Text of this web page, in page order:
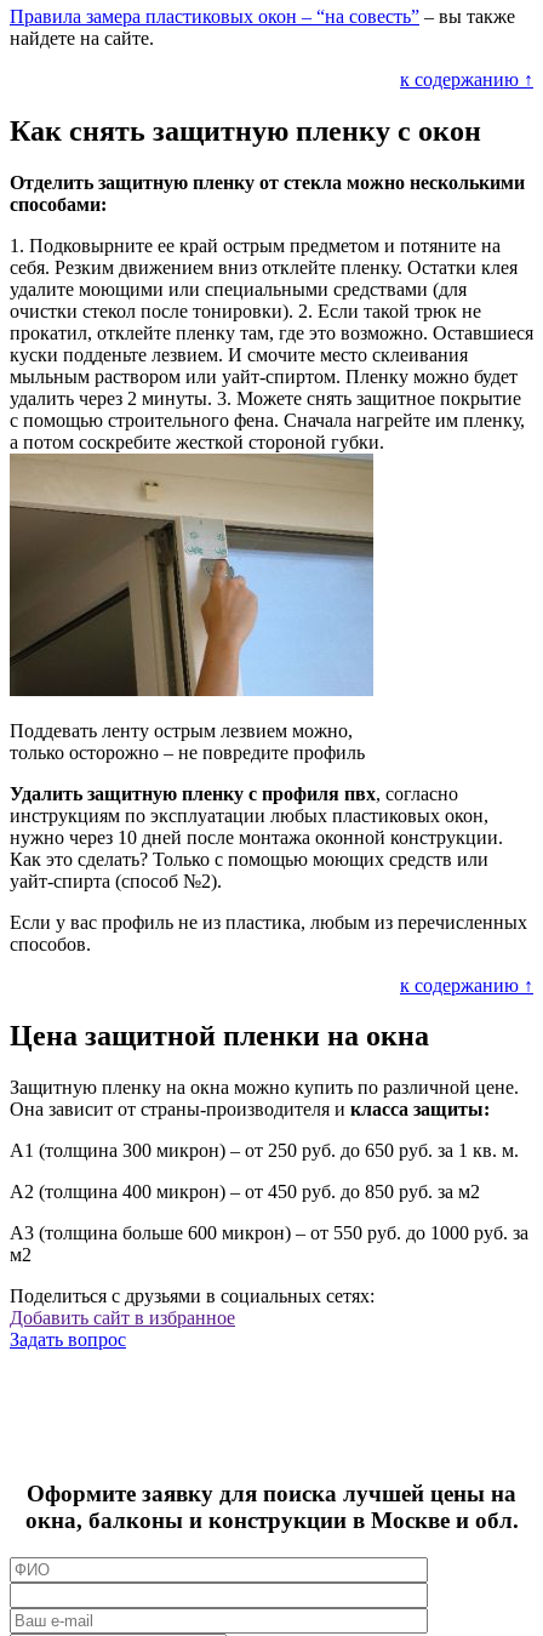
Правила замера пластиковых окон – “на совесть” – вы также
найдете на сайте.
к содержанию ↑
Как снять защитную пленку с окон
Отделить защитную пленку от стекла можно несколькими
способами:
1. Подковырните ее край острым предметом и потяните на
себя. Резким движением вниз отклейте пленку. Остатки клея
удалите моющими или специальными средствами (для
очистки стекол после тонировки). 2. Если такой трюк не
прокатил, отклейте пленку там, где это возможно. Оставшиеся
куски подденьте лезвием. И смочите место склеивания
мыльным раствором или уайт-спиртом. Пленку можно будет
удалить через 2 минуты. 3. Можете снять защитное покрытие
с помощью строительного фена. Сначала нагрейте им пленку,
а потом соскребите жесткой стороной губки.
Поддевать ленту острым лезвием можно,
только осторожно – не повредите профиль
Удалить защитную пленку с профиля пвх, согласно
инструкциям по эксплуатации любых пластиковых окон,
нужно через 10 дней после монтажа оконной конструкции.
Как это сделать? Только с помощью моющих средств или
уайт-спирта (способ №2).
Если у вас профиль не из пластика, любым из перечисленных
способов.
к содержанию ↑
Цена защитной пленки на окна
Защитную пленку на окна можно купить по различной цене.
Она зависит от страны-производителя и класса защиты:
А1 (толщина 300 микрон) – от 250 руб. до 650 руб. за 1 кв. м.
А2 (толщина 400 микрон) – от 450 руб. до 850 руб. за м2
А3 (толщина больше 600 микрон) – от 550 руб. до 1000 руб. за
м2
Поделиться с друзьями в социальных сетях:
Добавить сайт в избранное
Задать вопрос
Оформите заявку для поиска лучшей цены на
окна, балконы и конструкции в Москве и обл.